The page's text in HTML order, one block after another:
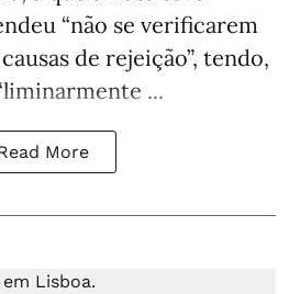
“não se verificarem
de rejeição”, tendo,
...
More